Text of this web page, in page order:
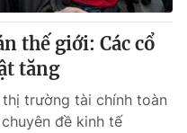
thế giới: Các cổ
tăng
trường tài chính toàn
đề kinh tế